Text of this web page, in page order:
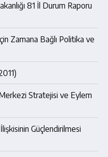
81 İl Durum Raporu
Zamana Bağlı Politika ve
Stratejisi ve Eylem
Güçlendirilmesi